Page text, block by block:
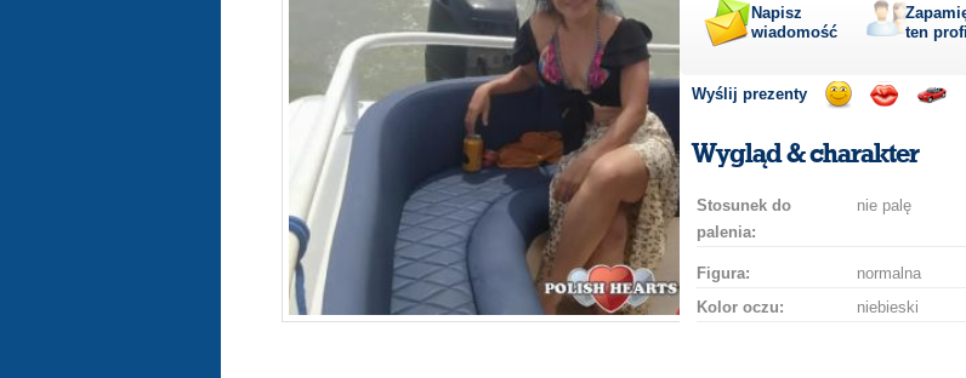
Napisz
wiadomość
ten profil
Wyślij prezenty
uśmiechbuziaka
Wygląd & charakter
Stosunek do
palenia:
nie palę
Figura:
normalna
Kolor oczu:
niebieski